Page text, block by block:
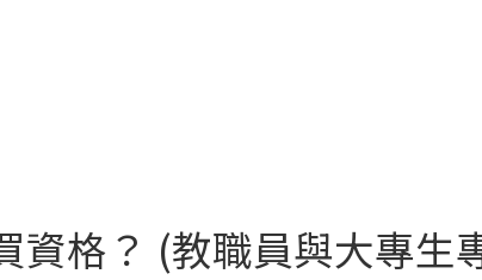
格？ (教職員與大專生